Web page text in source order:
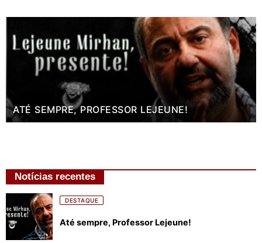
ATÉ SEMPRE, PROFESSOR LEJEUNE!
Notícias recentes
DESTAQUE
Até sempre, Professor Lejeune!